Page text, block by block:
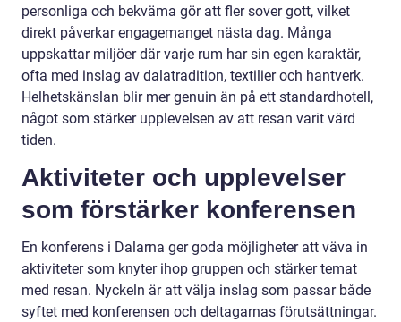
personliga och bekväma gör att fler sover gott, vilket
direkt påverkar engagemanget nästa dag. Många
uppskattar miljöer där varje rum har sin egen karaktär,
ofta med inslag av dalatradition, textilier och hantverk.
Helhetskänslan blir mer genuin än på ett standardhotell,
något som stärker upplevelsen av att resan varit värd
tiden.
Aktiviteter och upplevelser
som förstärker konferensen
En konferens i Dalarna ger goda möjligheter att väva in
aktiviteter som knyter ihop gruppen och stärker temat
med resan. Nyckeln är att välja inslag som passar både
syftet med konferensen och deltagarnas förutsättningar.